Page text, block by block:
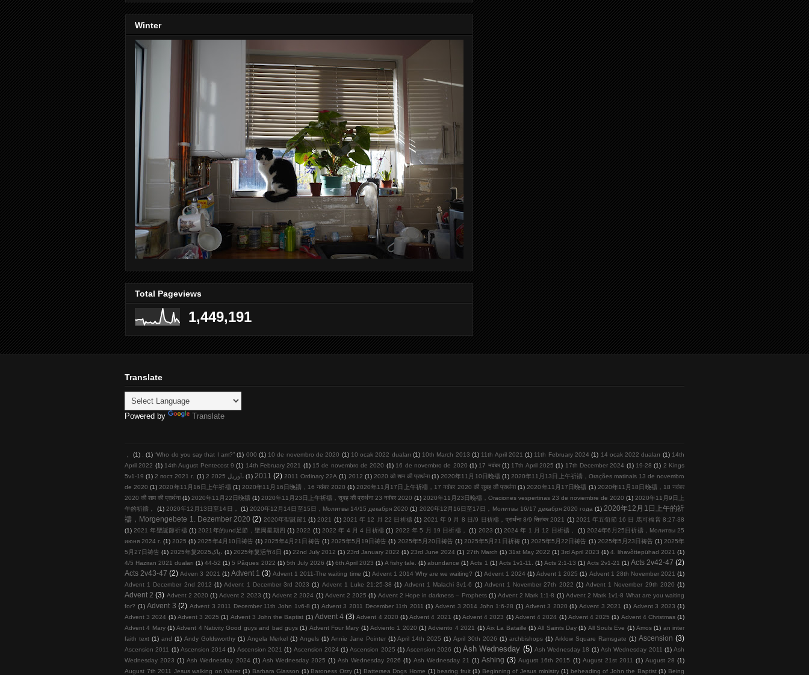
Winter
Total Pageviews
1,449,191
Translate
Powered by Translate
， (1) . (1) “Who do you say that I am?” (1) 000 (1) 10 de novembro de 2020 (1) 10 ocak 2022 duaları (1) 10th March 2013 (1) 11th April 2021 (1) 11th February 2024 (1) 14 ocak 2022 duaları (1) 14th
April 2022 (1) 14th August Pentecost 9 (1) 14th February 2021 (1) 15 de novembro de 2020 (1) 16 de novembro de 2020 (1) 17 नवंबर (1) 17th April 2025 (1) 17th December 2024 (1) 19-28 (1) 2 Kings
5v1-19 (1) 2 пост 2021 г. (1) 2 آوریل 2025، (1) 2011 (2) 2011 Ordinary 22A (1) 2012 (1) 2020 को शाम की प्रार्थना (1) 2020年11月10日晚禱 (1) 2020年11月13日上午祈禱，Orações matinais 13 de novembro
de 2020 (1) 2020年11月16日上午祈禱 (1) 2020年11月16日晚禱，16 नवंबर 2020 (1) 2020年11月17日上午祈禱，17 नवंबर 2020 की सुबह की प्रार्थना (1) 2020年11月17日晚禱 (1) 2020年11月18日晚禱，18 नवंबर
2020 की शाम की प्रार्थना (1) 2020年11月22日晚禱 (1) 2020年11月23日上午祈禱，सुबह की प्रार्थना 23 नवंबर 2020 (1) 2020年11月23日晚禱，Oraciones vespertinas 23 de noviembre de 2020 (1) 2020年11月9日上
午的祈禱，
(1) 2020年12月13日至14日， (1) 2020年12月14日至15日，Молитвы 14/15 декабря 2020 (1) 2020年12月16日至17日，Молитвы 16/17 декабря 2020 года (1) 2020年12月1日上午的祈
禱，Morgengebete 1. Dezember 2020 (2) 2020年聖誕節1 (1) 2021 (1) 2021 年 12 月 22 日祈禱 (1) 2021 年 9 月 8 日/9 日祈禱，प्रार्थना 8/9 सितंबर 2021 (1) 2021 年五旬節 16 日 馬可福音 8:27-38
(1) 2021 年聖誕節祈禱 (1) 2021年的und足節，聖周星期四 (1) 2022 (1) 2022 年 4 月 4 日祈禱 (1) 2022 年 5 月 19 日祈禱， (1) 2023 (1) 2024 年 1 月 12 日祈禱， (1) 2024年6月25日祈禱，Молитвы 25
июня 2024 г. (1) 2025 (1) 2025年4月10日祷告 (1) 2025年4月21日祷告 (1) 2025年5月19日祷告 (1) 2025年5月20日祷告 (1) 2025年5月21日祈祷 (1) 2025年5月22日祷告 (1) 2025年5月23日祷告 (1) 2025年
5月27日祷告 (1) 2025年复پاک2025، (1) 2025年复活节4日 (1) 22nd July 2012 (1) 23rd January 2022 (1) 23rd June 2024 (1) 27th March (1) 31st May 2022 (1) 3rd April 2023 (1) 4. lihavõttepühad 2021 (1)
4/5 Haziran 2021 duaları (1) 44-52 (1) 5 Pâques 2022 (1) 5th July 2026 (1) 6th April 2023 (1) A fishy tale. (1) abundance (1) Acts 1 (1) Acts 1v1-11. (1) Acts 2:1-13 (1) Acts 2v1-21 (1) Acts 2v42-47 (2)
Acts 2v43-47 (2) Adven 3 2021 (1) Advent 1 (3) Advent 1 2011-The waiting time (1) Advent 1 2014 Why are we waiting? (1) Advent 1 2024 (1) Advent 1 2025 (1) Advent 1 28th November 2021 (1)
Advent 1 December 2nd 2012 (1) Advent 1 December 3rd 2023 (1) Advent 1 Luke 21:25-38 (1) Advent 1 Malachi 3v1-6 (1) Advent 1 November 27th 2022 (1) Advent 1 November 29th 2020 (1)
Advent 2 (3) Advent 2 2020 (1) Advent 2 2023 (1) Advent 2 2024 (1) Advent 2 2025 (1) Advent 2 Hope in darkness – Prophets (1) Advent 2 Mark 1:1-8 (1) Advent 2 Mark 1v1-8 What are you waiting
for? (1) Advent 3 (2) Advent 3 2011 December 11th John 1v6-8 (1) Advent 3 2011 December 11th 2011 (1) Advent 3 2014 John 1:6-28 (1) Advent 3 2020 (1) Advent 3 2021 (1) Advent 3 2023 (1)
Advent 3 2024 (1) Advent 3 2025 (1) Advent 3 John the Baptist (1) Advent 4 (3) Advent 4 2020 (1) Advent 4 2021 (1) Advent 4 2023 (1) Advent 4 2024 (1) Advent 4 2025 (1) Advent 4 Christmas (1)
Advent 4 Mary (1) Advent 4 Nativity Good guys and bad guys (1) Advent Four Mary (1) Adviento 1 2020 (1) Adviento 4 2021 (1) Aix La Bataille (1) All Saints Day (1) All Souls Eve (1) Amos (1) an inter
faith text (1) and (1) Andy Goldsworthy (1) Angela Merkel (1) Angels (1) Annie Jane Pointer (1) April 14th 2025 (1) April 30th 2026 (1) archbishops (1) Arklow Square Ramsgate (1) Ascension (3)
Ascension 2011 (1) Ascension 2014 (1) Ascension 2021 (1) Ascension 2024 (1) Ascension 2025 (1) Ascension 2026 (1) Ash Wednesday (5) Ash Wednesday 18 (1) Ash Wednesday 2011 (1) Ash
Wednesday 2023 (1) Ash Wednesday 2024 (1) Ash Wednesday 2025 (1) Ash Wednesday 2026 (1) Ash Wednesday 21 (1) Ashing (3) August 16th 2015 (1) August 21st 2011 (1) August 28 (1)
August 7th 2011 Jesus walking on Water (1) Barbara Glasson (1) Baroness Orzy (1) Battersea Dogs Home (1) bearing fruit (1) Beginning of Jesus ministry (1) beheading of John the Baptist (1) Being